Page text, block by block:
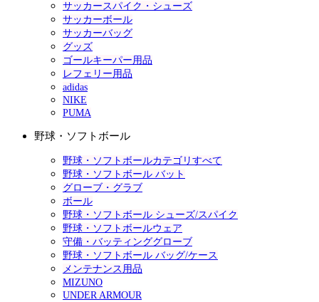
サッカースパイク・シューズ
サッカーボール
サッカーバッグ
グッズ
ゴールキーパー用品
レフェリー用品
adidas
NIKE
PUMA
野球・ソフトボール
野球・ソフトボールカテゴリすべて
野球・ソフトボール バット
グローブ・グラブ
ボール
野球・ソフトボール シューズ/スパイク
野球・ソフトボールウェア
守備・バッティンググローブ
野球・ソフトボール バッグ/ケース
メンテナンス用品
MIZUNO
UNDER ARMOUR